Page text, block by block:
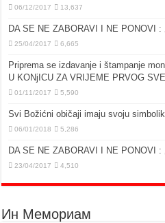
06/12/2017 13,637
DA SE NE ZABORAVI I NE PONOVI :
25/04/2017 6,665
Priprema se izdavanje i štampanje
U KONjICU ZA VRIJEME PRVOG
01/11/2017 5,590
Svi Božićni običaji imaju svoju
06/01/2018 5,286
DA SE NE ZABORAVI I NE PONOVI :
23/04/2017 4,510
Ин Мемориам